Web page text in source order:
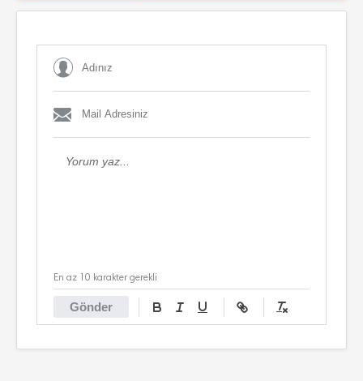
Gönder
En az 10 karakter gerekli